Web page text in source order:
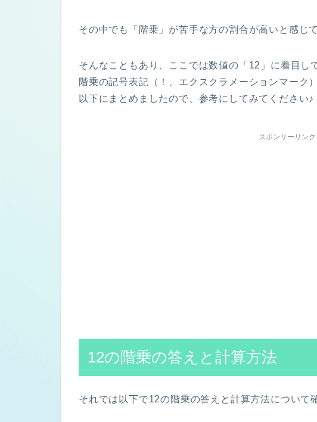
その中でも「階乗」が苦手な方の割合が高いと感じ
そんなこともあり、ここでは数値の「12」に着目し
階乗の記号表記（！、エクスクラメーションマーク
以下にまとめましたので、参考にしてみてください♪
スポンサーリンク
12の階乗の答えと計算方法
それでは以下で12の階乗の答えと計算方法について